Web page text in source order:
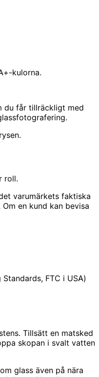
kulorna.
du får tillräckligt med
roll.
varumärkets faktiska
en kund kan bevisa
FTC i USA)
Tillsätt en matsked
skopan i svalt vatten
glass även på nära